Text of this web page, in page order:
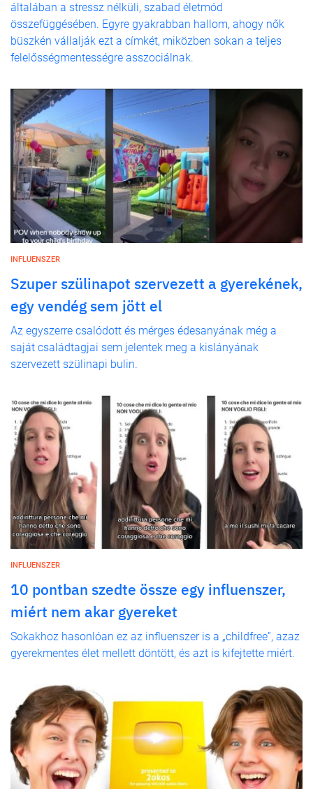
általában a stressz nélküli, szabad életmód
összefüggésében. Egyre gyakrabban hallom, ahogy nők
büszkén vállalják ezt a címkét, miközben sokan a teljes
felelősségmentességre asszociálnak.
INFLUENSZER
Szuper szülinapot szervezett a gyerekének,
egy vendég sem jött el
Az egyszerre csalódott és mérges édesanyának még a
saját családtagjai sem jelentek meg a kislányának
szervezett szülinapi bulin.
INFLUENSZER
10 pontban szedte össze egy influenszer,
miért nem akar gyereket
Sokakhoz hasonlóan ez az influenszer is a „childfree”, azaz
gyerekmentes élet mellett döntött, és azt is kifejtette miért.